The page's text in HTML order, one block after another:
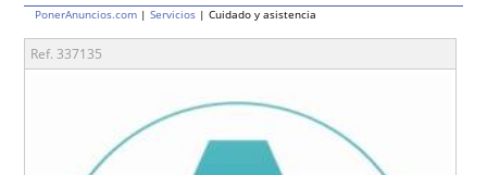
PonerAnuncios.com |Servicios | Cuidado y asistencia
Ref. 337135